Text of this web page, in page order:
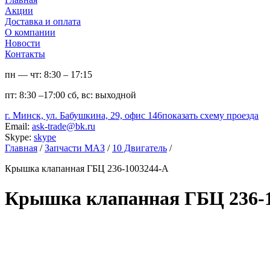
Акции
Доставка и оплата
О компании
Новости
Контакты
пн — чт: 8:30 – 17:15
пт: 8:30 –17:00 сб, вс: выходной
г. Минск, ул. Бабушкина, 29, офис 146показать схему проезда
Email: ask-trade@bk.ru
Skype: skype
Главная / Запчасти МАЗ / 10 Двигатель /
Крышка клапанная ГБЦ 236-1003244-А
Крышка клапанная ГБЦ 236-